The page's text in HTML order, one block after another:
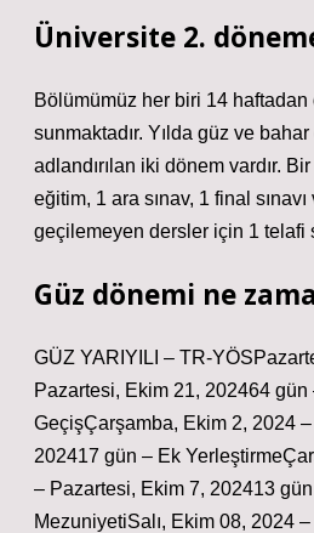
Üniversite 2.
Bölümümüz her biri 14
sunmaktadır. Yılda güz ve
adlandırılan iki dönem vardır.
eğitim, 1 ara sınav, 1 final sınavı
geçilemeyen dersler için 1 telafi
Güz dönemi ne
GÜZ YARIYILI – TR-
Pazartesi, Ekim 21, 202464 gün
GeçişÇarşamba, Ekim 2, 2024
202417 gün – Ek
– Pazartesi, Ekim 7, 202413
MezuniyetiSalı, Ekim 08, 2024